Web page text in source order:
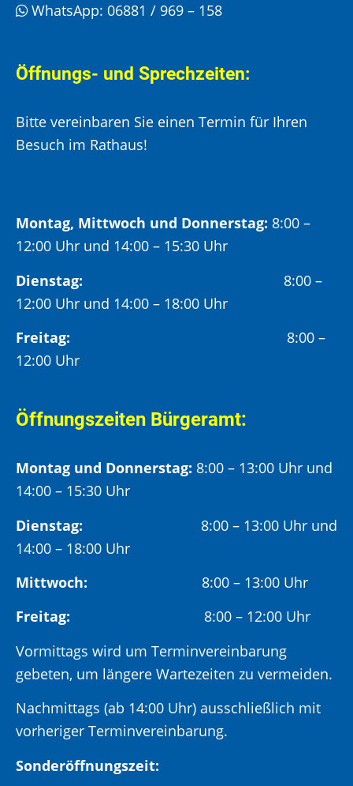
WhatsApp: 06881 / 969 – 158
Öffnungs- und Sprechzeiten:
Bitte vereinbaren Sie einen Termin für Ihren
Besuch im Rathaus!
Montag, Mittwoch und Donnerstag: 8:00 –
12:00 Uhr und 14:00 – 15:30 Uhr
Dienstag: 8:00 –
12:00 Uhr und 14:00 – 18:00 Uhr
Freitag:
8:00 –
12:00 Uhr
Öffnungszeiten Bürgeramt:
Montag und Donnerstag: 8:00 – 13:00 Uhr und
14:00 – 15:30 Uhr
Dienstag: 8:00 – 13:00 Uhr und
14:00 – 18:00 Uhr
Mittwoch: 8:00 – 13:00 Uhr
Freitag:
8:00 – 12:00 Uhr
Vormittags wird um Terminvereinbarung
gebeten, um längere Wartezeiten zu vermeiden.
Nachmittags (ab 14:00 Uhr) ausschließlich mit
vorheriger Terminvereinbarung.
Sonderöffnungszeit: